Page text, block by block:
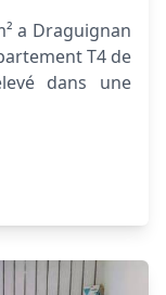
a Draguignan
T4 de
dans une